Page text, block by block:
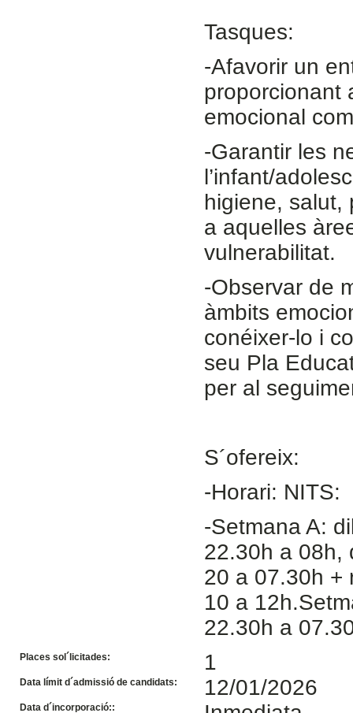
Tasques:
-Afavorir un
proporcionant
emocional
-Garantir les
l’infant/
higiene, salut,
a aquelles
vulnerabilitat.
-Observar de
àmbits
conéixer-lo i
seu Pla
per al
S´ofereix:
-Horari: NITS:
-Setmana A:
22.30h a 08h,
20 a 07.30h +
10 a
22.30h a
Places sol´licitades: 1
Data límit d´admissió de candidats: 12/01/2026
Data d´incorporació::